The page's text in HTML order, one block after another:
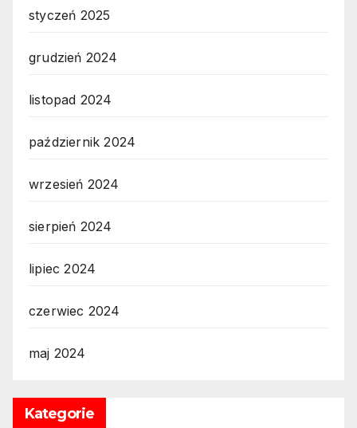
styczeń 2025
grudzień 2024
listopad 2024
październik 2024
wrzesień 2024
sierpień 2024
lipiec 2024
czerwiec 2024
maj 2024
Kategorie